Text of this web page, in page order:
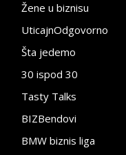
Žene u biznisu
UticajnOdgovorno
Šta jedemo
30 ispod 30
Tasty Talks
BIZBendovi
BMW biznis liga